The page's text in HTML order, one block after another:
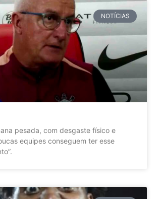
NOTÍCIAS
pesada, com desgaste físico e
equipes conseguem ter esse